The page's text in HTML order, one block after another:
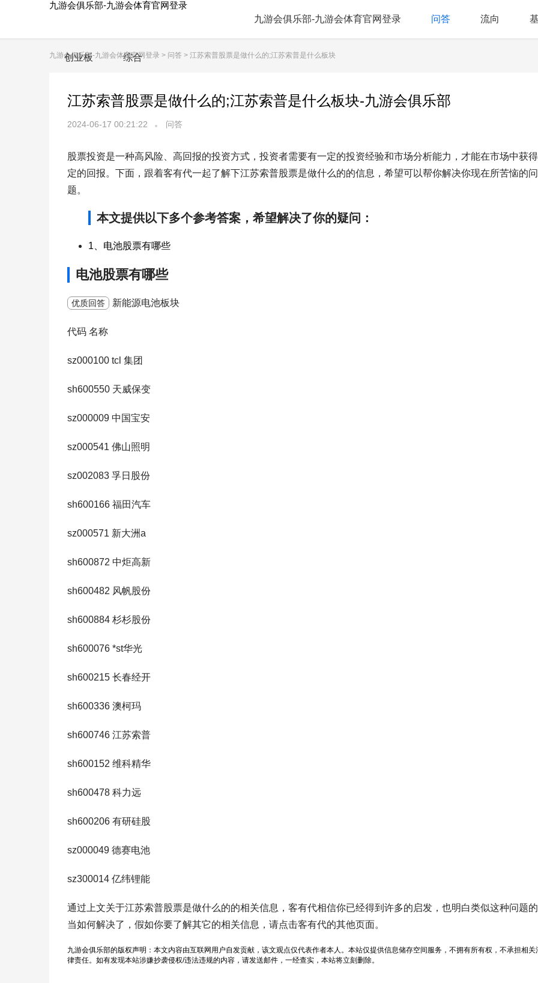
九游会俱乐部-九游会体育官网登录
九游会俱乐部-九游会体育官网登录
问答 流向
创业板 综合
九游会俱乐部-九游会体育官网登录 > 问答 > 江苏索普股票是做什么的;江苏索普是什么板块
江苏索普股票是做什么的;江苏索普是什么板块-九游会俱乐部
2024-06-17 00:21:22 问答
股票投资是一种高风险、高回报的投资方式，投资者需要有一定的投资经验和市场分析能力，才能在市场中获
定的回报。下面，跟着客有代一起了解下江苏索普股票是做什么的的信息，希望可以帮你解决你现在所苦恼的问
题。
本文提供以下多个参考答案，希望解决了你的疑问：
1、电池股票有哪些
电池股票有哪些
优质回答 新能源电池板块
代码 名称
sz000100 tcl 集团
sh600550 天威保变
sz000009 中国宝安
sz000541 佛山照明
sz002083 孚日股份
sh600166 福田汽车
sz000571 新大洲a
sh600872 中炬高新
sh600482 风帆股份
sh600884 杉杉股份
sh600076 *st华光
sh600215 长春经开
sh600336 澳柯玛
sh600746 江苏索普
sh600152 维科精华
sh600478 科力远
sh600206 有研硅股
sz000049 德赛电池
sz300014 亿纬锂能
通过上文关于江苏索普股票是做什么的的相关信息，客有代相信你已经得到许多的启发，也明白类似这种问题
当如何解决了，假如你要了解其它的相关信息，请点击客有代的其他页面。
九游会俱乐部的版权声明：本文内容由互联网用户自发贡献，该文观点仅代表作者本人。本站仅提供信息储存空间服务，不拥有所有权，不承担相关
律责任。如有发现本站涉嫌抄袭侵权/违法违规的内容，请发送邮件，一经查实，本站将立刻删除。